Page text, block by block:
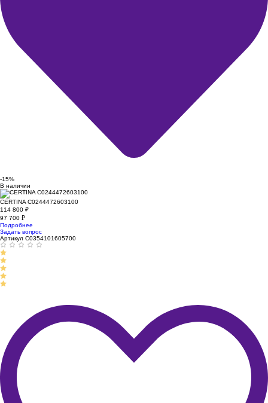
-15%
В наличии
CERTINA C0244472603100
114 800 ₽
97 700 ₽
Подробнее
Задать вопрос
Артикул C0354101605700